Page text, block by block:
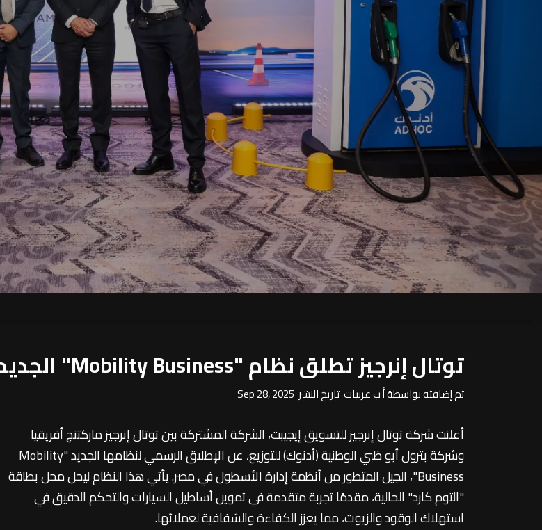
توتال إنرجيز تطلق نظام "Mobility Business" الجديد لإدارة أسطول السيارات بمصر
تم إضافته بواسطة أ ب عربيات تاريخ النشر Sep 28, 2025
أعلنت شركة توتال إنرجيز للتسويق إيجيبت، الشركة المشتركة بين توتال إنرجيز ماركتنج أفريقيا
وشركة بترول أبو ظبي الوطنية (أدنوك) للتوزيع، عن الإطلاق الرسمي لنظامها الجديد "Mobility
Business"، الجيل المتطور من أنظمة إدارة الأسطول في مصر. يأتي هذا النظام ليحل محل بطاقة
"التوم كارد" الحالية، مقدمًا تجربة متقدمة في تموين أساطيل السيارات والتحكم الدقيق في
استهلاك الوقود والزيوت، مما يعزز الكفاءة والشفافية لعملائها.